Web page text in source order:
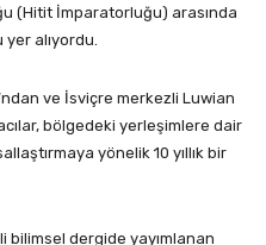
(Hitit İmparatorluğu) arasında
alıyordu.
ve İsviçre merkezli Luwian
bölgedeki yerleşimlere dair
yönelik 10 yıllık bir
bilimsel dergide yayımlanan